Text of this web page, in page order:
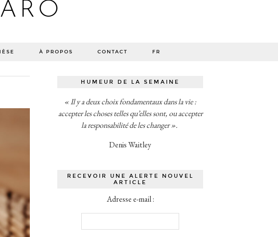
À PROPOS CONTACT FR
HUMEUR DE LA SEMAINE
« Il y a deux choix fondamentaux dans la vie :
accepter les choses telles qu’elles sont, ou accepter
la responsabilité de les changer ».
Denis Waitley
RECEVOIR UNE ALERTE NOUVEL
ARTICLE
Adresse e-mail :